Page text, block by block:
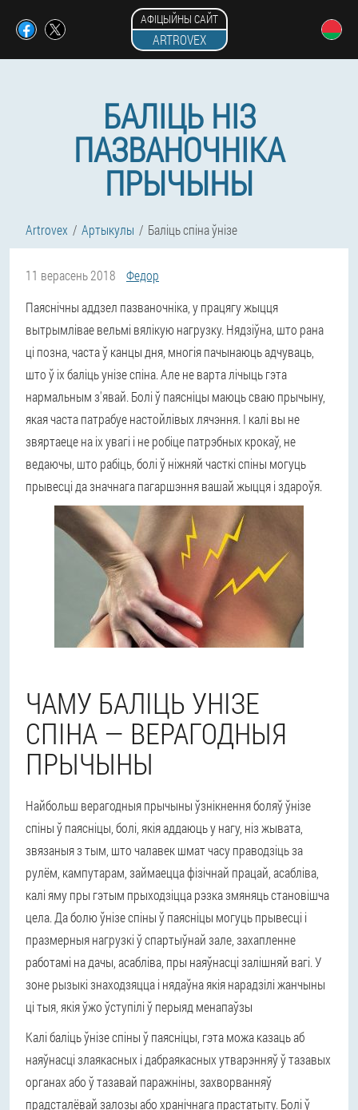
АФІЦЫЙНЫ САЙТ
ARTROVEX
БАЛІЦЬ НІЗ
ПАЗВАНОЧНІКА
ПРЫЧЫНЫ
Artrovex Артыкулы Баліць спіна ўнізе
11 верасень 2018
Федор
Паяснічны аддзел пазваночніка, у працягу жыцця
вытрымлівае вельмі вялікую нагрузку. Нядзіўна, што рана
ці позна, часта ў канцы дня, многія пачынаюць адчуваць,
што ў іх баліць унізе спіна. Але не варта лічыць гэта
нармальным з'явай. Болі ў паясніцы маюць сваю прычыну,
якая часта патрабуе настойлівых лячэння. І калі вы не
звяртаеце на іх увагі і не робіце патрэбных крокаў, не
ведаючы, што рабіць, болі ў ніжняй часткі спіны могуць
прывесці да значнага пагаршэння вашай жыцця і здароўя.
ЧАМУ БАЛІЦЬ УНІЗЕ
СПІНА — ВЕРАГОДНЫЯ
ПРЫЧЫНЫ
Найбольш верагодныя прычыны ўзнікнення боляў ўнізе
спіны ў паясніцы, болі, якія аддаюць у нагу, ніз жывата,
звязаныя з тым, што чалавек шмат часу праводзіць за
рулём, кампутарам, займаецца фізічнай працай, асабліва,
калі яму пры гэтым прыходзіцца рэзка змяняць становішча
цела. Да болю ўнізе спіны ў паясніцы могуць прывесці і
празмерныя нагрузкі ў спартыўнай зале, захапленне
работамі на дачы, асабліва, пры наяўнасці залішняй вагі. У
зоне рызыкі знаходзяцца і нядаўна якія нарадзілі жанчыны
ці тыя, якія ўжо ўступілі ў перыяд менапаўзы
Калі баліць ўнізе спіны ў паясніцы, гэта можа казаць аб
наяўнасці злаякасных і дабраякасных утварэнняў ў тазавых
органах або ў тазавай паражніны, захворванняў
прадсталёвай залозы або хранічнага прастатыту. Болі ў